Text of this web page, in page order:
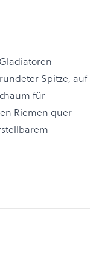
Spitze, auf
für
Riemen quer